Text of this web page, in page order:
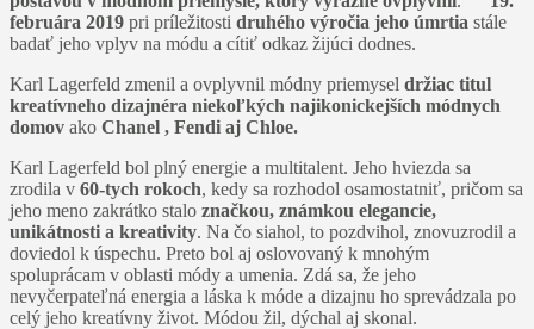
februára 2019 pri príležitosti druhého výročia jeho úmrtia stále
badať jeho vplyv na módu a cítiť odkaz žijúci dodnes.
Karl Lagerfeld zmenil a ovplyvnil módny priemysel držiac titul
kreatívneho dizajnéra niekoľkých najikonickejších módnych
domov ako Chanel , Fendi aj Chloe.
Karl Lagerfeld bol plný energie a multitalent. Jeho hviezda sa
zrodila v 60-tych rokoch, kedy sa rozhodol osamostatniť, pričom sa
jeho meno zakrátko stalo značkou, známkou elegancie,
unikátnosti a kreativity. Na čo siahol, to pozdvihol, znovuzrodil a
doviedol k úspechu. Preto bol aj oslovovaný k mnohým
spoluprácam v oblasti módy a umenia. Zdá sa, že jeho
nevyčerpateľná energia a láska k móde a dizajnu ho sprevádzala po
celý jeho kreatívny život. Módou žil, dýchal aj skonal.